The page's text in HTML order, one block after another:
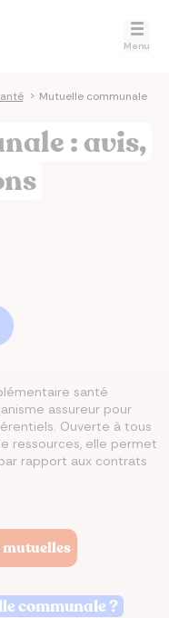
Menu
> Mutuelle communale
: avis,
santé
assureur pour
Ouverte à tous
ressources, elle permet
rapport aux contrats
mutuelles
communale ?